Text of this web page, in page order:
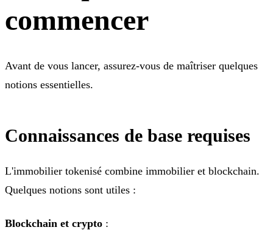
commencer
Avant de vous lancer, assurez-vous de maîtriser quelques
notions essentielles.
Connaissances de base requises
L'immobilier tokenisé combine immobilier et blockchain.
Quelques notions sont utiles :
Blockchain et crypto :